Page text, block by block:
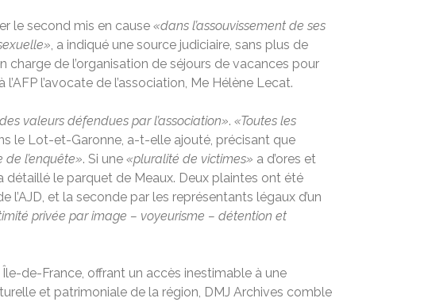
le second mis en cause «dans l’assouvissement de ses
, a indiqué une source judiciaire, sans plus de
charge de l’organisation de séjours de vacances pour
l’AFP l’avocate de l’association, Me Hélène Lecat.
valeurs défendues par l’association». «Toutes les
le Lot-et-Garonne, a-t-elle ajouté, précisant que
l’enquête». Si une «pluralité de victimes» a d’ores et
détaillé le parquet de Meaux. Deux plaintes ont été
l’AJD, et la seconde par les représentants légaux d’un
privée par image – voyeurisme – détention et
de-France, offrant un accès inestimable à une
et patrimoniale de la région, DMJ Archives comble